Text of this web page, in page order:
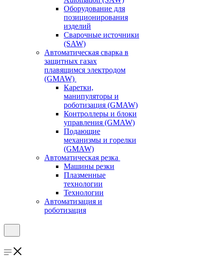
Оборудование для
позиционирования
изделий
Сварочные источники
(SAW)
Автоматическая сварка в
защитных газах
плавящимся электродом
(GMAW)
Каретки,
манипуляторы и
роботизация (GMAW)
Контроллеры и блоки
управления (GMAW)
Подающие
механизмы и горелки
(GMAW)
Автоматическая резка
Машины резки
Плазменные
технологии
Технологии
Автоматизация и
роботизация